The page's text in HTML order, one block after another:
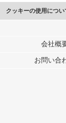
クッキーの使用につい
このサイトでは
行っています。
メディアや広告配信
各パートナーは、こ
ユーザーが各パート
会社概
お問い合